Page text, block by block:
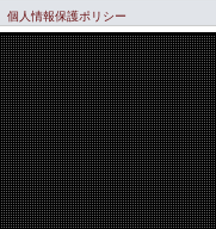
個人情報保護ポリシー